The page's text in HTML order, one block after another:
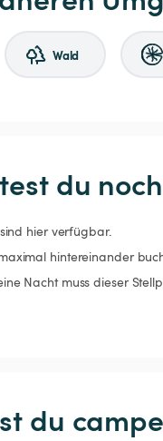
Wald
du
hier verfügbar.
hintereinander
Nacht muss dieser
du